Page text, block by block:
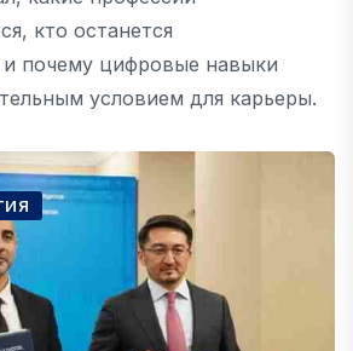
кто останется
почему цифровые навыки
условием для карьеры.